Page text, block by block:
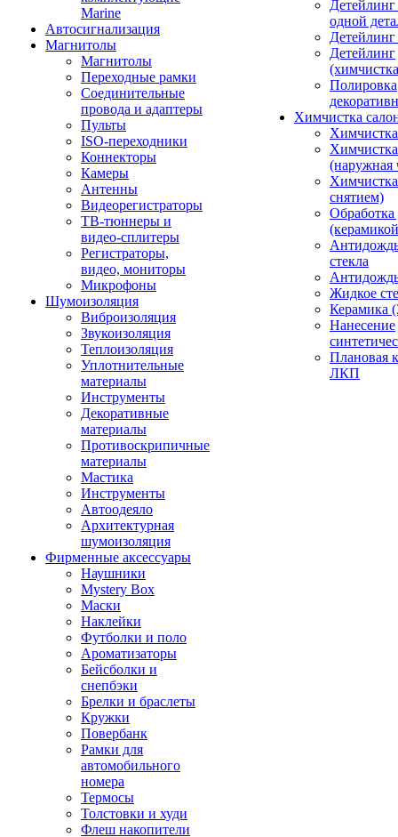
Marine
Автосигнализация
Магнитолы
Магнитолы
Переходные рамки
Соединительные
провода и адаптеры
Пульты
ISO-переходники
Коннекторы
Камеры
Антенны
Видеорегистраторы
ТВ-тюннеры и
видео-сплитеры
Регистраторы,
видео, мониторы
Микрофоны
Шумоизоляция
Виброизоляция
Звукоизоляция
Теплоизоляция
Уплотнительные
материалы
Инструменты
Декоративные
материалы
Противоскрипичные
материалы
Мастика
Инструменты
Автоодеяло
Архитектурная
шумоизоляция
Фирменные аксессуары
Наушники
Mystery Box
Маски
Наклейки
Футболки и поло
Ароматизаторы
Бейсболки и
снепбэки
Брелки и браслеты
Кружки
Повербанк
Рамки для
автомобильного
номера
Термосы
Толстовки и худи
Флеш накопители
одной
Детейлинг
Полировка
Химчистка
(наружная
снятием)
Обработка
стекла
Жидкое
Керамика
Нанесение
Плановая
ЛКП